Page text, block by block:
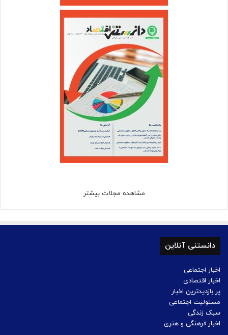
مشاهده مجلات بیشتر
دانستنی آنلاین
اخبار اجتماعی
اخبار اقتصادی
پر بازدیدترین اخبار
مسئولیت اجتماعی
سبک زندگی
اخبار فرهنگی و هنری